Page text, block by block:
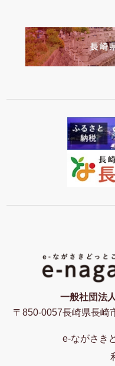
一般社団法
〒850-0057長崎県長崎
e-ながさき